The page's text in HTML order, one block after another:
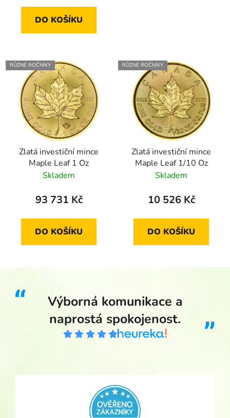
DO KOŠÍKU
RŮZNÉ ROČNÍKY
Zlatá investiční mince
Maple Leaf 1 Oz
Skladem
93 731 Kč
DO KOŠÍKU
RŮZNÉ ROČNÍKY
Zlatá investiční mince
Maple Leaf 1/10 Oz
Skladem
10 526 Kč
DO KOŠÍKU
Výborná komunikace a
naprostá spokojenost.